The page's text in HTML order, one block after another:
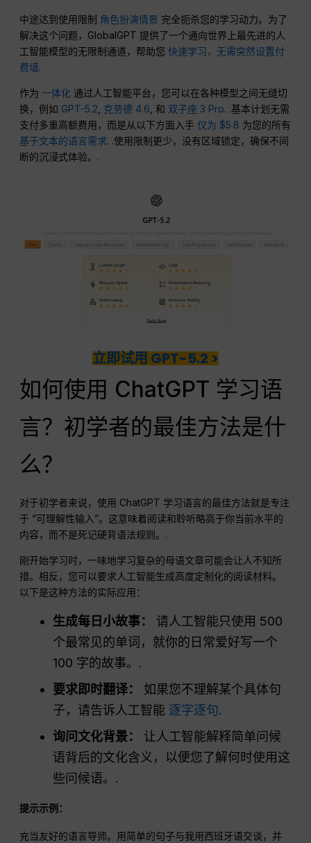
中途达到使用限制 角色扮演情景 完全扼杀您的学习动力。为了
解决这个问题，GlobalGPT 提供了一个通向世界上最先进的人
工智能模型的无限制通道，帮助您快速学习，无需突然设置付
费墙.
作为一体化 通过人工智能平台，您可以在各种模型之间无缝切
换，例如 GPT-5.2, 克劳德 4.6, 和 双子座 3 Pro. .基本计划无需
支付多重高额费用，而是从以下方面入手仅为 $5.8 为您的所有
基于文本的语言需求. .使用限制更少，没有区域锁定，确保不间
断的沉浸式体验。.
立即试用 GPT-5.2 >
如何使用 ChatGPT 学习语
言？初学者的最佳方法是什
么？
对于初学者来说，使用 ChatGPT 学习语言的最佳方法就是专注
于 “可理解性输入”。这意味着阅读和聆听略高于你当前水平的
内容，而不是死记硬背语法规则。.
刚开始学习时，一味地学习复杂的母语文章可能会让人不知所
措。相反，您可以要求人工智能生成高度定制化的阅读材料。
以下是这种方法的实际应用：
生成每日小故事：
请人工智能只使用 500
个最常见的单词，就你的日常爱好写一个
100 字的故事。.
要求即时翻译：
如果您不理解某个具体句
子，请告诉人工智能 逐字逐句.
询问文化背景：
让人工智能解释简单问候
语背后的文化含义，以便您了解何时使用这
些问候语。.
提示示例：
充当友好的语言导师。用简单的句子与我用西班牙语交谈，并